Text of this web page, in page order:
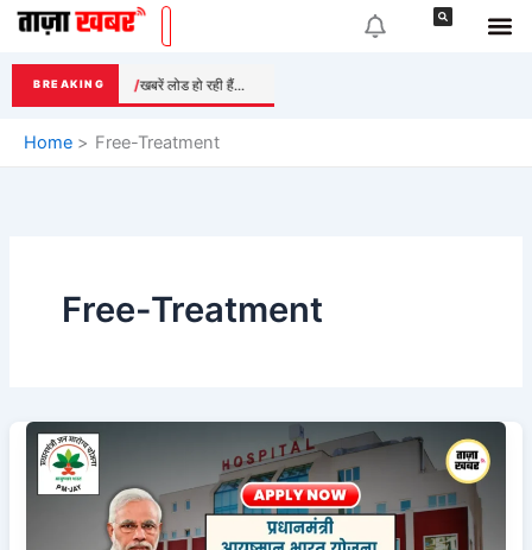
Skip
content
BREAKING खबरें लोड हो रही हैं...
Home Free-Treatment
Free-Treatment
Ayushman
Bharat:
₹5